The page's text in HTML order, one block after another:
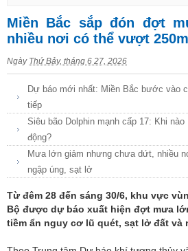
Miền Bắc sắp đón đợt
nhiều nơi có thể vượt
Ngày Thứ Bảy, tháng 6 27, 2026
Dự báo mới nhất: Miền Bắc bước vào
tiếp
Siêu bão Dolphin mạnh cấp 17: Khi
động?
Mưa lớn giảm nhưng chưa dứt, nhiều
ngập úng, sạt lở
Từ đêm 28 đến sáng 30/6, khu vực
Bộ được dự báo xuất hiện đợt mưa
tiềm ẩn nguy cơ lũ quét, sạt lở đất và